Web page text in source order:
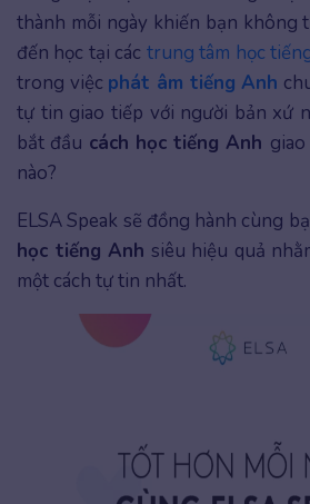
thành mỗi ngày khiến bạn không
đến học tại các trung tâm học
trong việc phát âm tiếng Anh
tự tin giao tiếp với người bản xứ
bắt đầu cách học tiếng Anh
nào?
ELSA Speak sẽ đồng hành cùng
học tiếng Anh siêu hiệu quả
một cách tự tin nhất.